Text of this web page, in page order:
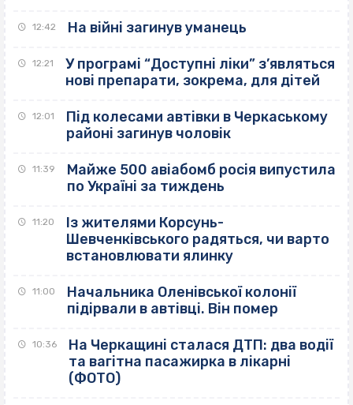
12:42 На війні загинув уманець
12:21
У програмі “Доступні ліки” з’являться
нові препарати, зокрема, для дітей
12:01
Під колесами автівки в Черкаському
районі загинув чоловік
11:39
Майже 500 авіабомб росія випустила
по Україні за тиждень
11:20
Із жителями Корсунь-
Шевченківського радяться, чи варто
встановлювати ялинку
11:00
Начальника Оленівської колонії
підірвали в автівці. Він помер
10:36
На Черкащині сталася ДТП: два водії
та вагітна пасажирка в лікарні
(ФОТО)